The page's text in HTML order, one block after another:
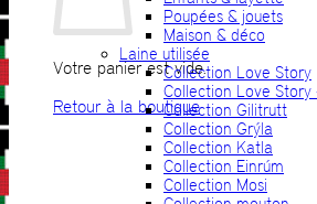
Votre panier est vide.
Retour à la boutique
Poupées & jouets
Maison & déco
Laine utilisée
Collection Love Story
Collection Love Story
Collection Gilitrutt
Collection Grýla
Collection Katla
Collection Einrúm
Collection Mosi